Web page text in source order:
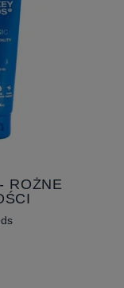
ROŻNE